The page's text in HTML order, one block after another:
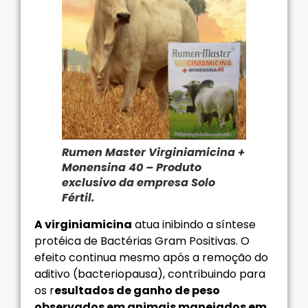
Rumen Master Virginiamicina +
Monensina 40 – Produto
exclusivo da empresa Solo
Fértil.
A virginiamicina atua inibindo a síntese
protéica de Bactérias Gram Positivas. O
efeito continua mesmo após a remoção do
aditivo (bacteriopausa), contribuindo para
os resultados de ganho de peso